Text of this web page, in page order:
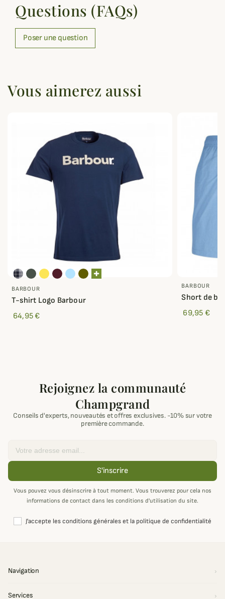
Questions (FAQs)
Poser une question
Vous aimerez aussi
BARBOUR
T-shirt Logo Barbour
64,95 €
BARBOUR
Short de
69,95 €
Rejoignez la communauté
Champgrand
Conseils d'experts, nouveautés et offres exclusives. -10% sur votre
première commande.
S'inscrire
Vous pouvez vous désinscrire à tout moment. Vous trouverez pour cela nos
informations de contact dans les conditions d'utilisation du site.
J'accepte les conditions générales et la politique de confidentialité
Navigation
Services